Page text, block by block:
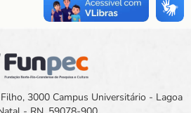
3000 Campus Universitário - Lagoa